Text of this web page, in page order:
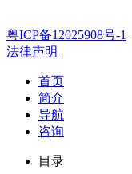
粤ICP备12025908号-1
法律声明
首页
简介
导航
咨询
目录